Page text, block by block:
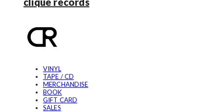
VINYL
TAPE / CD
MERCHANDISE
BOOK
GIFT CARD
SALES